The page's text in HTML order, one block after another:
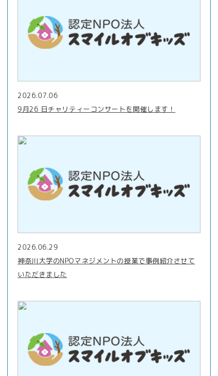
2026.07.06
9月26 日チャリティーコンサートを開催します！
2026.06.29
神奈川大学のNPOマネジメントの授業で事例紹介させて
いただきました